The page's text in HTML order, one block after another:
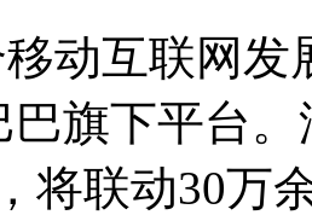
动互联网发
旗下平台
将联动30万